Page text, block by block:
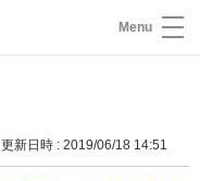
Menu
更新日時 : 2019/06/18 14:51